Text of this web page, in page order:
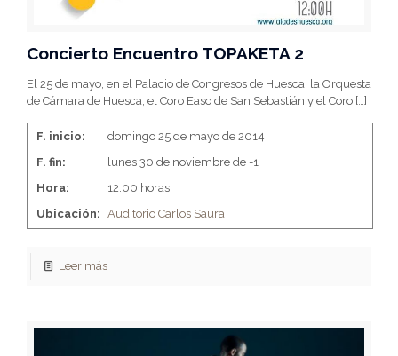
Concierto Encuentro TOPAKETA 2
El 25 de mayo, en el Palacio de Congresos de Huesca, la Orquesta
de Cámara de Huesca, el Coro Easo de San Sebastián y el Coro […]
F. inicio:
domingo 25 de mayo de 2014
F. fin:
lunes 30 de noviembre de -1
Hora:
12:00 horas
Ubicación: Auditorio Carlos Saura
Leer más